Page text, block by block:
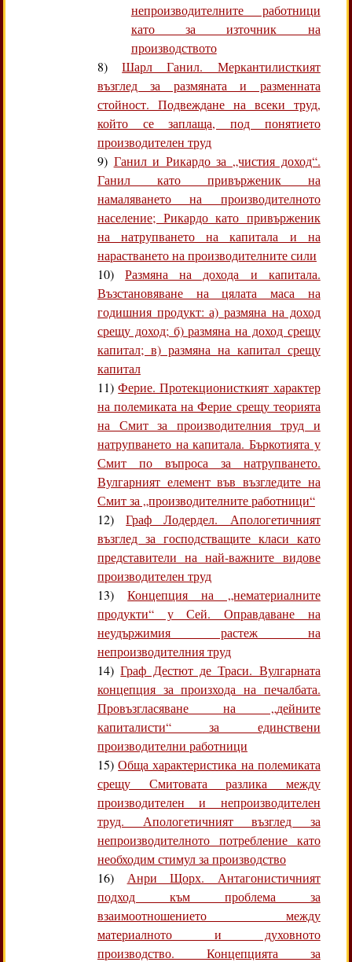
непроизводителните работници
като за източник на
производството
8)Шарл Ганил. Меркантилисткият
възглед за размяната и разменната
стойност. Подвеждане на всеки труд,
който се заплаща, под понятието
производителен труд
9) Ганил и Рикардо за „чистия доход“.
Ганил като привърженик на
намаляването на производителното
население; Рикардо като привърженик
на натрупването на капитала и на
нарастването на производителните сили
10)Размяна на дохода и капитала.
Възстановяване на цялата маса на
годишния продукт: а) размяна на доход
срещу доход; б) размяна на доход срещу
капитал; в) размяна на капитал срещу
капитал
11)Ферие. Протекционисткият характер
на полемиката на Ферие срещу теорията
на Смит за производителния труд и
натрупването на капитала. Бъркотията у
Смит по въпроса за натрупването.
Вулгарният елемент във възгледите на
Смит за „производителните работници“
12)Граф Лодердел. Апологетичният
възглед за господстващите класи като
представители на най-важните видове
производителен труд
13)Концепция на „нематериалните
продукти“ у Сей. Оправдаване на
неудържимия растеж на
непроизводителния труд
14)Граф Дестют де Траси. Вулгарната
концепция за произхода на печалбата.
Провъзгласяване на „дейните
капиталисти“ за единствени
производителни работници
15)Обща характеристика на полемиката
срещу Смитовата разлика между
производителен и непроизводителен
труд. Апологетичният възглед за
непроизводителното потребление като
необходим стимул за производство
16) Анри Щорх. Антагонистичният
подход към проблема за
взаимоотношението между
материалното и духовното
производство. Концепцията за